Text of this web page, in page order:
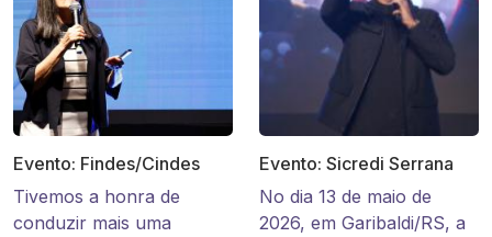
Evento: Findes/Cindes
Tivemos a honra de
conduzir mais uma
Evento: Sicredi Serrana
No dia 13 de maio de
2026, em Garibaldi/RS, a